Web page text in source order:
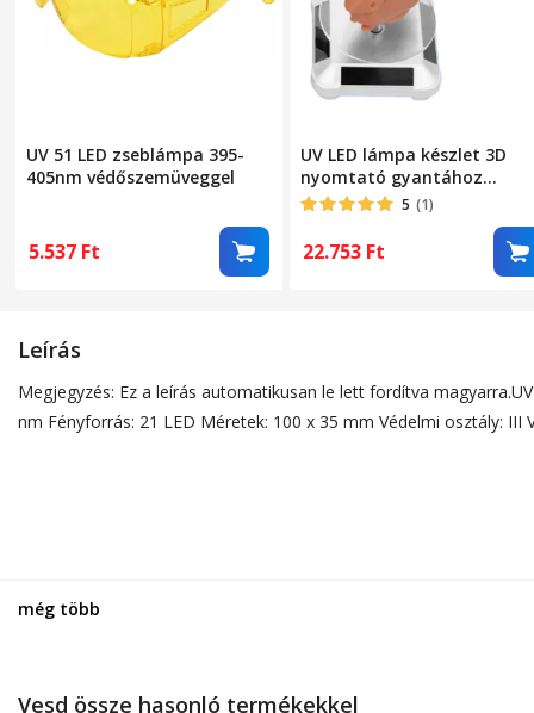
UV 51 LED zseblámpa 395-
405nm védőszemüveggel
5.537 Ft
UV LED lámpa készlet 3D
nyomtató gyantához
405nm, 360°-ban
platformmal napelemmel,
3D modellek szárításához
5 (1)
22.753 Ft
Leírás
Megjegyzés: Ez a leírás automatikusan le lett fordítva
nm Fényforrás: 21 LED Méretek: 100 x 35 mm Védelmi osztály: III
még több
Vesd össze hasonló termékekkel